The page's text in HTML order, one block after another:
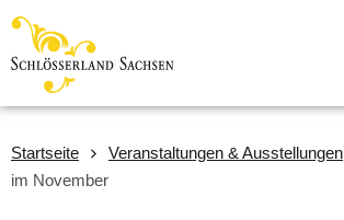
Startseite Veranstaltungen & Ausstellungen
im November